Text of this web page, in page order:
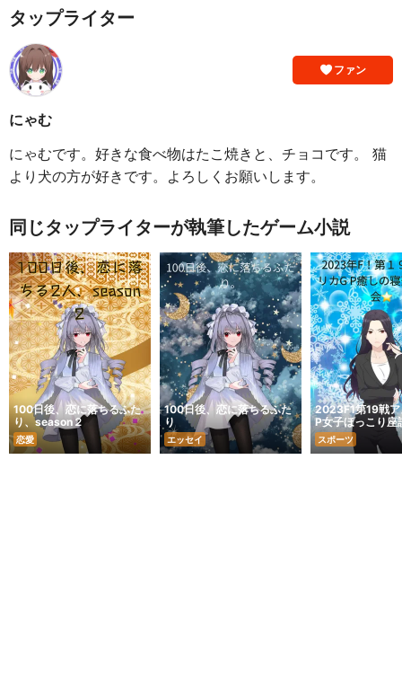
タップライター
ファン
にゃむ
にゃむです。好きな食べ物はたこ焼きと、チョコです。 猫
より犬の方が好きです。よろしくお願いします。
同じタップライターが執筆したゲーム小説
100日後、恋に落ちるふた
り、season２
恋愛
100日後、恋に落ちるふた
り
エッセイ
2023F1第19戦ア
P女子ほっこり
スポーツ